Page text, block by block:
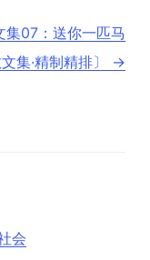
集07：送你一匹马
文集·精制精排〕
→
会